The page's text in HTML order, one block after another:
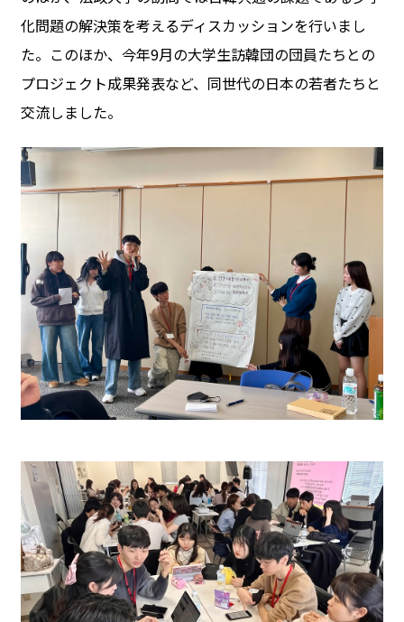
化問題の解決策を考えるディスカッションを行いまし
た。このほか、今年9月の大学生訪韓団の団員たちとの
プロジェクト成果発表など、同世代の日本の若者たちと
交流しました。